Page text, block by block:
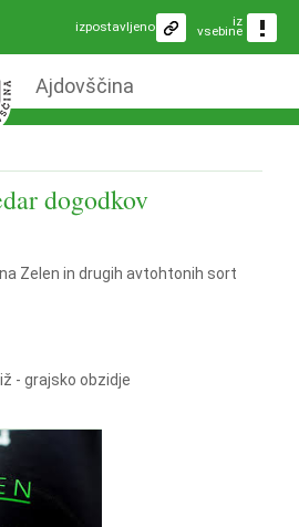
iz
vsebine
izpostavljeno
Ajdovščina
dogodkov
Zelen in drugih avtohtonih sort
- grajsko obzidje